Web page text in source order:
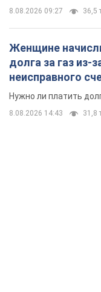
8.08.2026 09:27 36,5
Женщине
долга за газ из-
неисправного
вынес
Нужно ли платить
8.08.2026 14:43 31,8